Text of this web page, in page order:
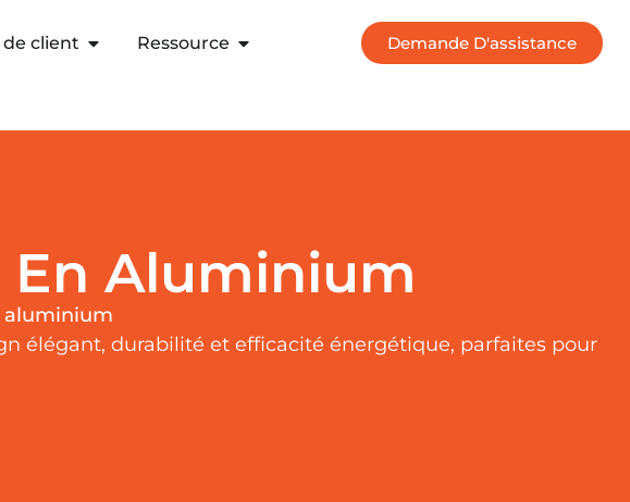
de client Ressource Demande D'assistance
En Aluminium
aluminium
élégant, durabilité et efficacité énergétique, parfaites pour